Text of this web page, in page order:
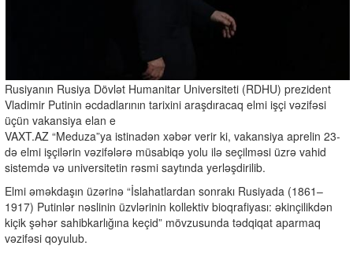
Rusiyanın Rusiya Dövlət Humanitar Universiteti (RDHU) prezident
Vladimir Putinin əcdadlarının tarixini araşdıracaq elmi işçi vəzifəsi
üçün vakansiya elan e
VAXT.AZ “Meduza”ya istinadən xəbər verir ki, vakansiya aprelin 23-
də elmi işçilərin vəzifələrə müsabiqə yolu ilə seçilməsi üzrə vahid
sistemdə və universitetin rəsmi saytında yerləşdirilib.
Elmi əməkdaşın üzərinə “İslahatlardan sonrakı Rusiyada (1861–
1917) Putinlər nəslinin üzvlərinin kollektiv bioqrafiyası: əkinçilikdən
kiçik şəhər sahibkarlığına keçid” mövzusunda tədqiqat aparmaq
vəzifəsi qoyulub.